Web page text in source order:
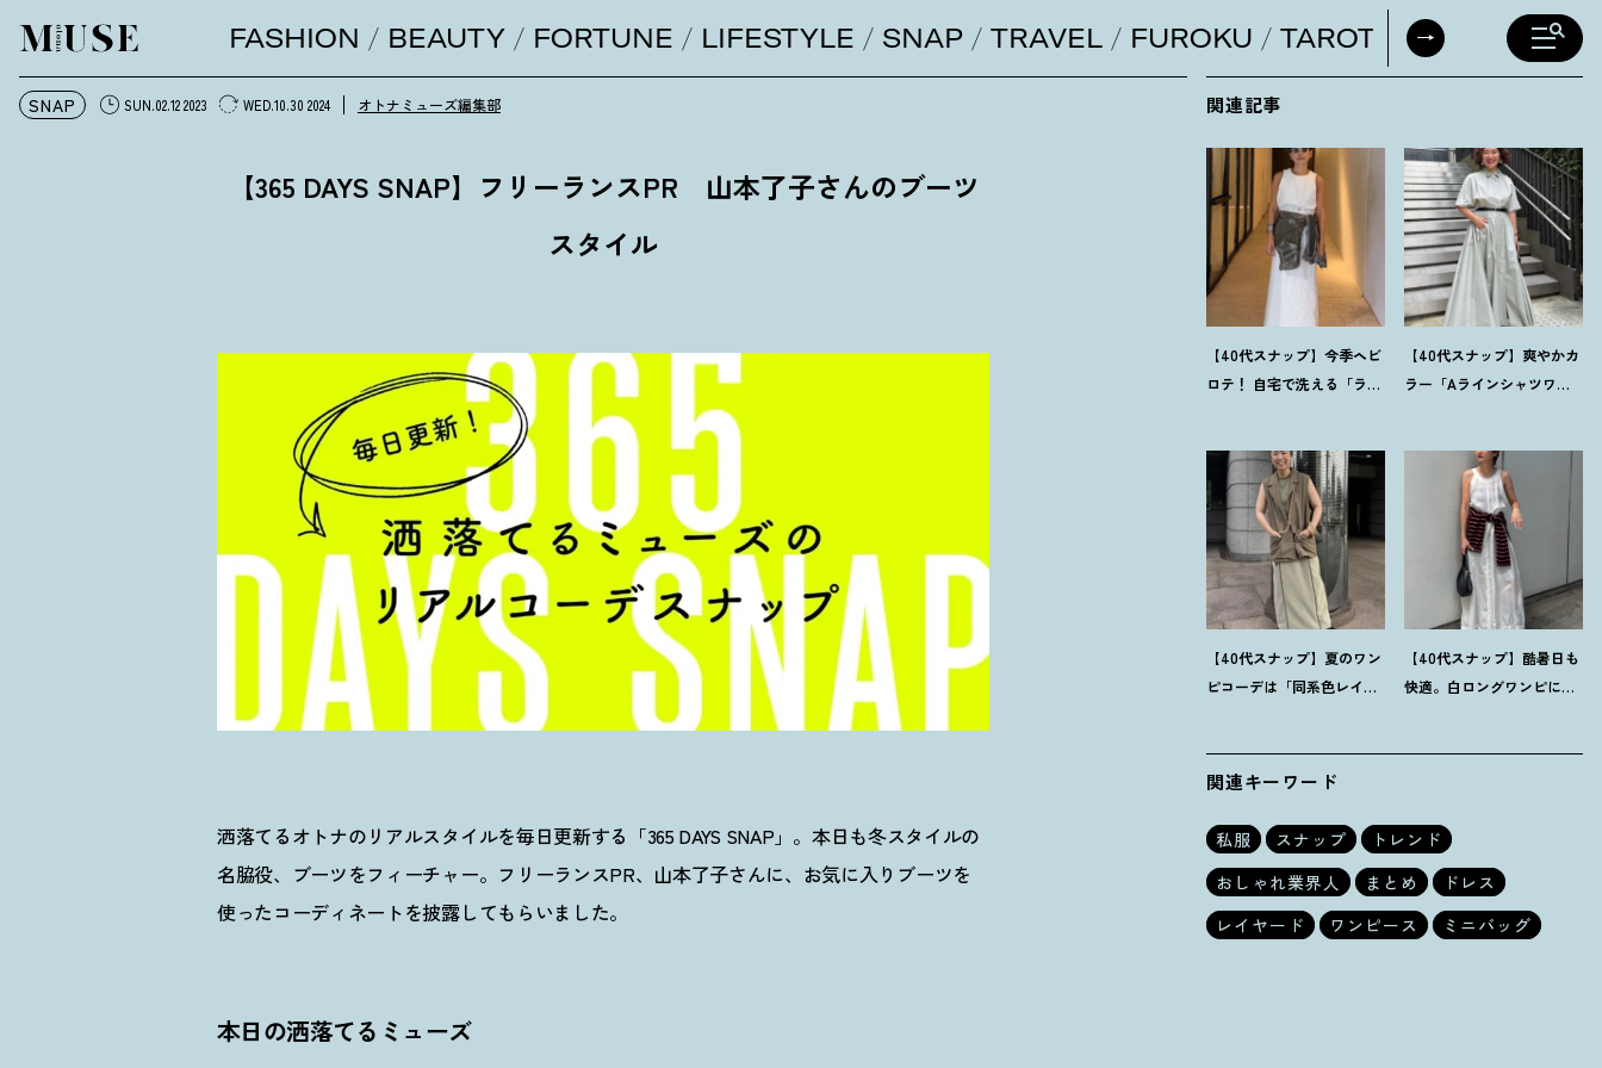
オトナミューズ ウェブFASHION BEAUTY FORTUNE LIFESTYLE SNAP TRAVEL FUROKU TAROT DAILY
SNAP SUN.02.12 2023 WED.10.30 2024 オトナミューズ編集部
【365 DAYS SNAP】フリーランスPR 山本了子さんのブーツ
スタイル
洒落てるオトナのリアルスタイルを毎日更新する「365 DAYS SNAP」。本日も冬スタイルの
名脇役、ブーツをフィーチャー。フリーランスPR、山本了子さんに、お気に入りブーツを
使ったコーディネートを披露してもらいました。
本日の洒落てるミューズ
関連記事
【40代スナップ】今季ヘビ
ロテ ！ 自宅で洗える「ラッ
【40代スナップ】爽やかカ
ラー「Aラインシャツワン
【40代スナップ】夏のワン
ピコーデは「同系色レイ
【40代スナップ】酷暑日も
快適。白ロングワンピに
関連キーワード
私服 スナップ
トレンド
おしゃれ業界人
まとめ
ドレス
レイヤード
ワンピース ミニバッグ